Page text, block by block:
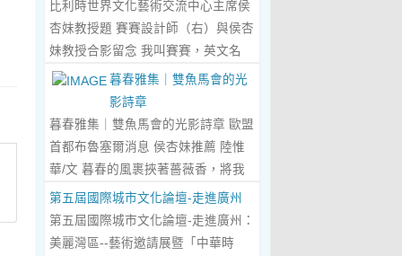
傾心晤談，此番交流沒有客套的寒
暄，唯有藝術與文化的深度共鳴，言
骨與赤誠的文化情懷，暢談過後，內
心滿是深切的感念與久久不散的觸
動，更讓我對國風服飾的創作之路，
有了全新的認知與堅守。... Read
More...
比利時世界文化藝術交流中心主席侯
杏妹教授題 賽賽設計師（右）與侯杏
妹教授合影留念 我叫賽賽，英文名
Elin，生於湖南邵東的鄉野村落，如
今紮根東莞，在服裝與設計的領域
裡，書寫著屬於自己的人生篇章。 我
的童年，是被墨香與書卷包裹的時
光。外公是當地頗負盛名的國畫愛好
師、老校長，他的一生，一半是教書
育人的赤誠，一半是筆墨丹青的風
雅。記憶裡，外公的書桌總鋪著宣
暮春雅集｜雙魚馬會的光
影詩章
暮春雅集｜雙魚馬會的光影詩章 歐盟
首都布魯塞爾消息 侯杏妹推薦 陸惟
華/文 暮春的風裹挾著薔薇香，將我
們引入香港雙魚河馬會的湖光畫卷
中。葉慶良博士、陸惟華博士、侯杏
妹教授與廖國玲小姐同游于此，在水
第五屆國際城市文化論壇-走進廣州
第五屆國際城市文化論壇-走進廣州：
美麗灣區--藝術邀請展暨「中華時